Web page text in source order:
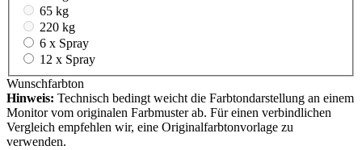
65 kg
220 kg
6 x Spray
12 x Spray
Wunschfarbton
Hinweis: Technisch bedingt weicht die Farbtondarstellung an einem
Monitor vom originalen Farbmuster ab. Für einen verbindlichen
Vergleich empfehlen wir, eine Originalfarbtonvorlage zu
verwenden.